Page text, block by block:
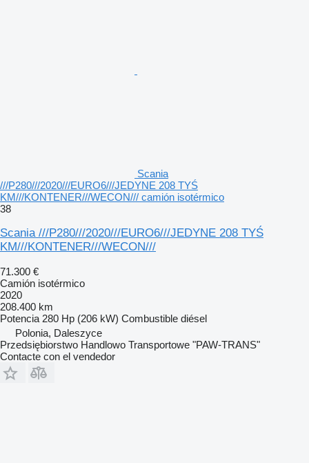
Scania
///P280///2020///EURO6///JEDYNE 208 TYŚ
KM///KONTENER///WECON/// camión isotérmico
38
Scania ///P280///2020///EURO6///JEDYNE 208 TYŚ
KM///KONTENER///WECON///
71.300 €
Camión isotérmico
2020
208.400 km
Potencia 280 Hp (206 kW) Combustible diésel
Polonia, Daleszyce
Przedsiębiorstwo Handlowo Transportowe "PAW-TRANS"
Contacte con el vendedor